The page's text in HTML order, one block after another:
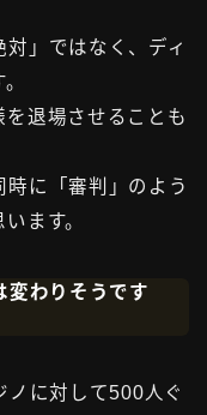
」ではなく、ディ
退場させることも
に「審判」のよう
ます。
変わりそうです
に対して500人ぐ